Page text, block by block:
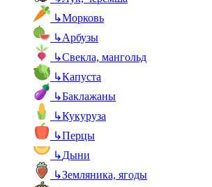
↳Морковь
↳Арбузы
↳Свекла, мангольд
↳Капуста
↳Баклажаны
↳Кукуруза
↳Перцы
↳Дыни
↳Земляника, ягоды